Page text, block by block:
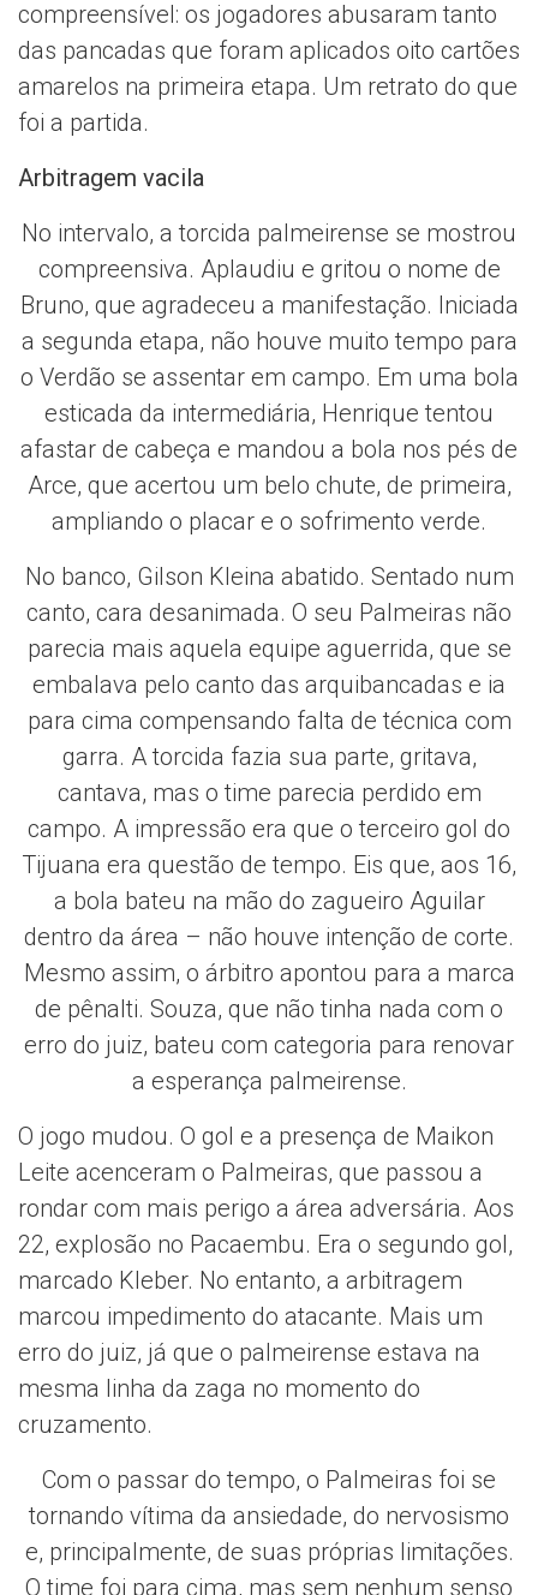
compreensível: os jogadores abusaram tanto
das pancadas que foram aplicados oito cartões
amarelos na primeira etapa. Um retrato do que
foi a partida.
Arbitragem vacila
No intervalo, a torcida palmeirense se mostrou
compreensiva. Aplaudiu e gritou o nome de
Bruno, que agradeceu a manifestação. Iniciada
a segunda etapa, não houve muito tempo para
o Verdão se assentar em campo. Em uma bola
esticada da intermediária, Henrique tentou
afastar de cabeça e mandou a bola nos pés de
Arce, que acertou um belo chute, de primeira,
ampliando o placar e o sofrimento verde.
No banco, Gilson Kleina abatido. Sentado num
canto, cara desanimada. O seu Palmeiras não
parecia mais aquela equipe aguerrida, que se
embalava pelo canto das arquibancadas e ia
para cima compensando falta de técnica com
garra. A torcida fazia sua parte, gritava,
cantava, mas o time parecia perdido em
campo. A impressão era que o terceiro gol do
Tijuana era questão de tempo. Eis que, aos 16,
a bola bateu na mão do zagueiro Aguilar
dentro da área – não houve intenção de corte.
Mesmo assim, o árbitro apontou para a marca
de pênalti. Souza, que não tinha nada com o
erro do juiz, bateu com categoria para renovar
a esperança palmeirense.
O jogo mudou. O gol e a presença de Maikon
Leite acenceram o Palmeiras, que passou a
rondar com mais perigo a área adversária. Aos
22, explosão no Pacaembu. Era o segundo gol,
marcado Kleber. No entanto, a arbitragem
marcou impedimento do atacante. Mais um
erro do juiz, já que o palmeirense estava na
mesma linha da zaga no momento do
cruzamento.
Com o passar do tempo, o Palmeiras foi se
tornando vítima da ansiedade, do nervosismo
e, principalmente, de suas próprias limitações.
O time foi para cima, mas sem nenhum senso